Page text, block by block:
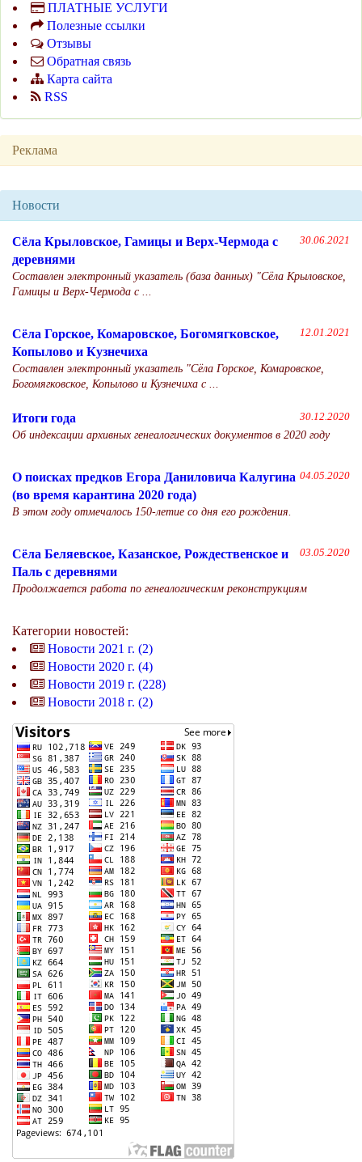
ПЛАТНЫЕ УСЛУГИ
Полезные ссылки
Отзывы
Обратная связь
Карта сайта
RSS
Реклама
Новости
30.06.2021
Сёла Крыловское, Гамицы и Верх-Чермода с
деревнями
Составлен электронный указатель (база данных) "Сёла Крыловское,
Гамицы и Верх-Чермода с ...
12.01.2021
Сёла Горское, Комаровское, Богомягковское,
Копылово и Кузнечиха
Составлен электронный указатель "Сёла Горское, Комаровское,
Богомягковское, Копылово и Кузнечиха с ...
30.12.2020
Итоги года
Об индексации архивных генеалогических документов в 2020 году
04.05.2020
О поисках предков Егора Даниловича Калугина
(во время карантина 2020 года)
В этом году отмечалось 150-летие со дня его рождения.
03.05.2020
Сёла Беляевское, Казанское, Рождественское и
Паль с деревнями
Продолжается работа по генеалогическим реконструкциям
Категории новостей:
Новости 2021 г. (2)
Новости 2020 г. (4)
Новости 2019 г. (228)
Новости 2018 г. (2)